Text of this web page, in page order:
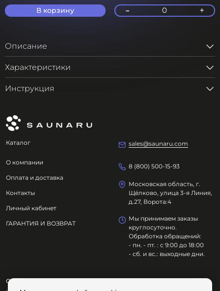
В корзину - 0 +
Описание
Характеристики
Инструкция
Каталог
О компании
Оплата и доставка
Контакты
Личный кабинет
ГАРАНТИЯ И ВОЗВРАТ
sales@saunaru.com
8 (800) 500-15-93
Московская область, г.
Щёлково, улица 3-я Линия,
д.27, Ворота:4
Мы принимаем заказы
круглосуточно.
Обработка обращений:
- пн. - пт. : с 9:00 до 18:00
- сб. и вс.: выходные дни.
ООО "ОЗДОРОВИТЕЛЬНЫЕ ТЕХНОЛОГИИ"